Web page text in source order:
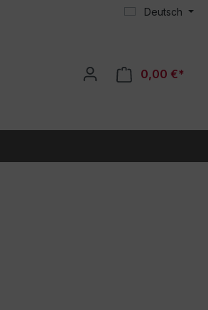
Deutsch
0,00 €*